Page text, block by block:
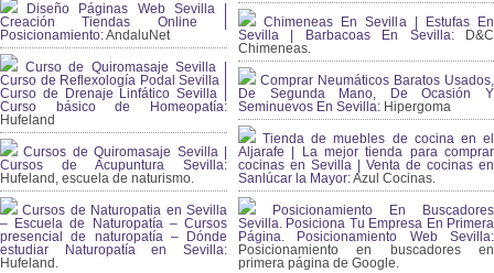
Diseño Páginas Web Sevilla |
Creación Tiendas Online |
Posicionamiento:AndaluNet
Curso de Quiromasaje Sevilla |
Curso de Reflexología Podal Sevilla |
Curso de Drenaje Linfático Sevilla |
Curso básico de Homeopatía:
Hufeland
Cursos de Quiromasaje Sevilla |
Cursos de Acupuntura Sevilla:
Hufeland, escuela de naturismo.
Cursos de Naturopatia en Sevilla
– Escuela de Naturopatía – Cursos
presencial de naturopatía – Dónde
estudiar Naturopatía en Sevilla:
Hufeland.
Chimeneas En Sevilla | Estufas En
Sevilla | Barbacoas En Sevilla:D&C
Chimeneas.
Comprar Neumáticos Baratos Usados,
De Segunda Mano, De Ocasión Y
Seminuevos En Sevilla: Hipergoma
Tienda de muebles de cocina en el
Aljarafe | La mejor tienda para comprar
cocinas en Sevilla | Venta de cocinas en
Sanlúcar la Mayor:Azul Cocinas.
Posicionamiento En Buscadores
Sevilla. Posiciona Tu Empresa En Primera
Página. Posicionamiento Web Sevilla:
Posicionamiento en buscadores en
primera página de Google.